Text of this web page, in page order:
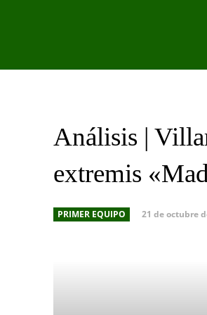
Análisis |
extremis
PRIMER EQUIPO 21 de octubre